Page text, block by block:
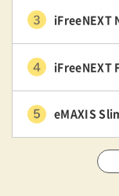
iFreeNEXT
iFreeNEXT
eMAXIS